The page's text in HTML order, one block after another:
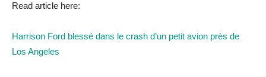
Read article here:
Harrison Ford blessé dans le crash d’un petit avion près de
Los Angeles